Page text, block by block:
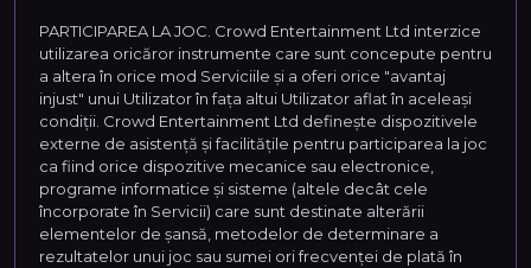
PARTICIPAREA LA JOC. Crowd Entertainment Ltd interzice
utilizarea oricăror instrumente care sunt concepute pentru
a altera în orice mod Serviciile și a oferi orice "avantaj
injust" unui Utilizator în fața altui Utilizator aflat în aceleași
condiții. Crowd Entertainment Ltd definește dispozitivele
externe de asistență și facilitățile pentru participarea la joc
ca fiind orice dispozitive mecanice sau electronice,
programe informatice și sisteme (altele decât cele
încorporate în Servicii) care sunt destinate alterării
elementelor de șansă, metodelor de determinare a
rezultatelor unui joc sau sumei ori frecvenței de plată în